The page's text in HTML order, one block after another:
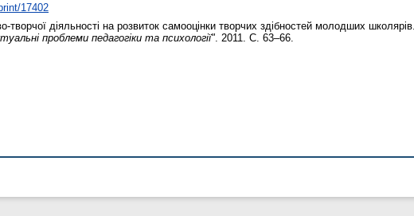
17402
творчої діяльності на розвиток самооцінки творчих здібностей молодших школярів.
проблеми педагогіки та психології" . 2011. С. 63–66.